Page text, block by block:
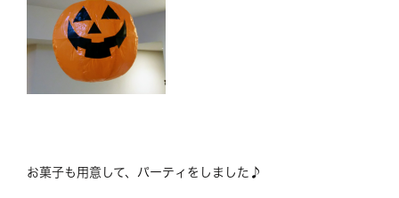
お菓子も用意して、パーティをしました♪